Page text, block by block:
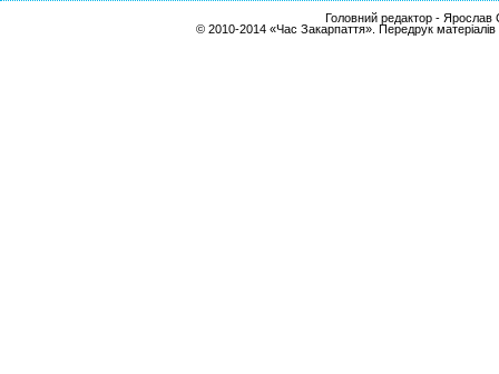
Головний редактор - Ярослав
© 2010-2014 «Час Закарпаття». Передрук